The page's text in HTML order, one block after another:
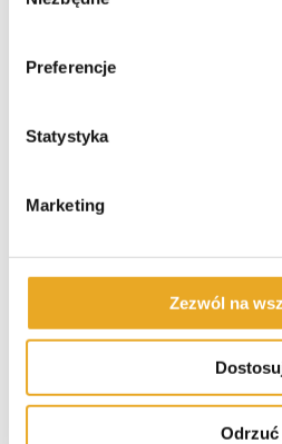
Preferencje
Statystyka
Marketing
Zezwól na
Odrzuć
Udostępnij ten
Emilia